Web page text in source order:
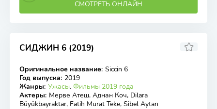
СМОТРЕТЬ ОНЛАЙН
СИДЖИН 6 (2019)
WEB-DL
5
Оригинальное название: Siccin 6
Год выпуска: 2019
Жанры: Ужасы, Фильмы 2019 года
Актеры: Мерве Атеш, Аднан Коч, Dilara
Büyükbayraktar, Fatih Murat Teke, Sibel Aytan